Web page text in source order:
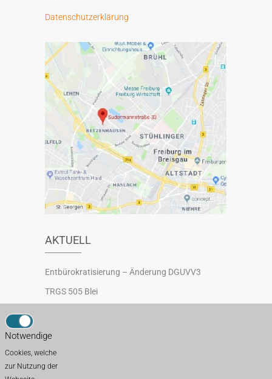
Datenschutzerklärung
AKTUELL
Entbürokratisierung – Änderung DGUVV3
TRGS 505 Blei
TRBS 3121 Betrieb von Aufzugsanlagen
Notwendige
Cookies, welche
zur Nutzung der